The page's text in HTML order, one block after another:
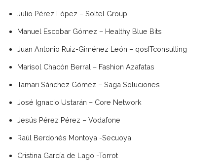
Julio Pérez López – Soltel Group
Manuel Escobar Gómez – Healthy Blue Bits
Juan Antonio Ruiz-Giménez León – qosITconsulting
Marisol Chacón Berral – Fashion Azafatas
Tamari Sánchez Gómez – Saga Soluciones
José Ignacio Ustarán – Core Network
Jesús Pérez Pérez – Vodafone
Raúl Berdonés Montoya -Secuoya
Cristina García de Lago -Torrot